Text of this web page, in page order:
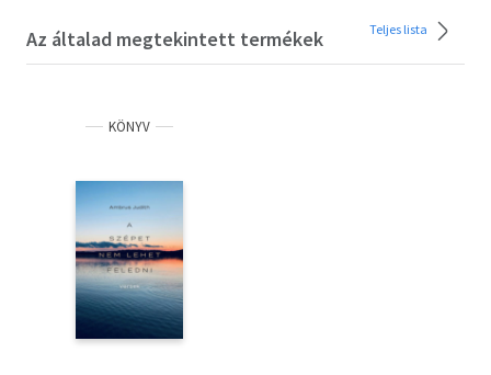
Az általad megtekintett termékek Teljes lista
KÖNYV